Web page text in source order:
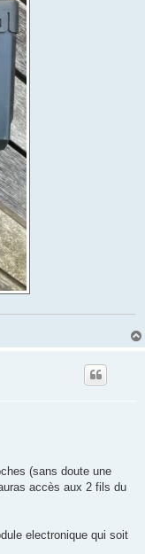
(sans doute une
accès aux 2 fils du
electronique qui soit